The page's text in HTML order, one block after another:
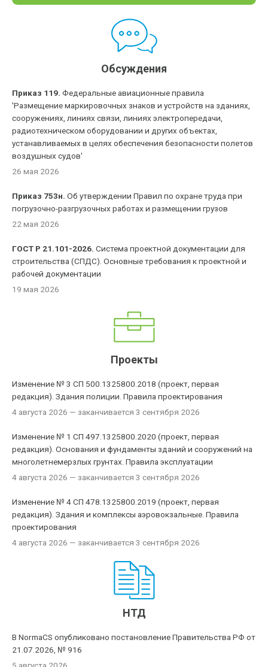
Обсуждения
Приказ 119. Федеральные авиационные правила
'Размещение маркировочных знаков и устройств на зданиях,
сооружениях, линиях связи, линиях электропередачи,
радиотехническом оборудовании и других объектах,
устанавливаемых в целях обеспечения безопасности полетов
воздушных судов'
26 мая 2026
Приказ 753н. Об утверждении Правил по охране труда при
погрузочно-разгрузочных работах и размещении грузов
22 мая 2026
ГОСТ Р 21.101-2026. Система проектной документации для
строительства (СПДС). Основные требования к проектной и
рабочей документации
19 мая 2026
Проекты
Изменение № 3 СП 500.1325800.2018 (проект, первая
редакция). Здания полиции. Правила проектирования
4 августа 2026 — заканчивается 3 сентября 2026
Изменение № 1 СП 497.1325800.2020 (проект, первая
редакция). Основания и фундаменты зданий и сооружений на
многолетнемерзлых грунтах. Правила эксплуатации
4 августа 2026 — заканчивается 3 сентября 2026
Изменение № 4 СП 478.1325800.2019 (проект, первая
редакция). Здания и комплексы аэровокзальные. Правила
проектирования
4 августа 2026 — заканчивается 3 сентября 2026
НТД
В NormaCS опубликовано постановление Правительства РФ от
21.07.2026, № 916